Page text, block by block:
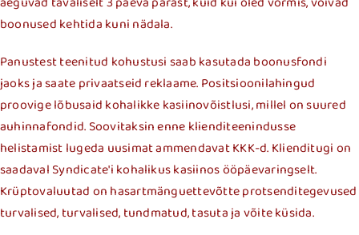
boonused kehtida kuni nädala.
Panustest teenitud kohustusi saab kasutada boonusfondi
jaoks ja saate privaatseid reklaame. Positsioonilahingud
proovige lõbusaid kohalikke kasiinovõistlusi, millel on suured
auhinnafondid. Soovitaksin enne klienditeenindusse
helistamist lugeda uusimat ammendavat KKK-d. Klienditugi on
saadaval Syndicate'i kohalikus kasiinos ööpäevaringselt.
Krüptovaluutad on hasartmänguettevõtte protsenditegevused
turvalised, turvalised, tundmatud, tasuta ja võite küsida.